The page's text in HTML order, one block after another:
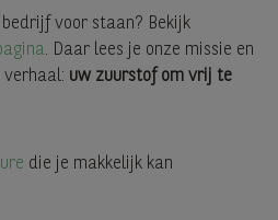
voor staan? Bekijk
. Daar lees je onze missie en
verhaal: uw zuurstof om vrij te
die je makkelijk kan